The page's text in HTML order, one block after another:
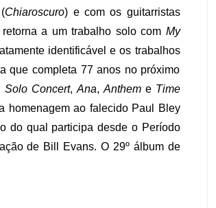
Chiaroscuro) e com os guitarristas
a um trabalho solo com My
identificável e os trabalhos
que completa 77 anos no próximo
Solo Concert, Ana, Antheme Time
homenagem ao falecido Paul Bley
do qual participa desde o Período
de Bill Evans. O 29º álbum de